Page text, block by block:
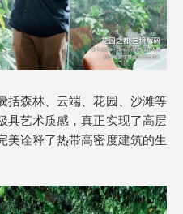
括森林、云端、花园、沙滩等
具艺术质感，真正实现了高层
美诠释了热带高密度建筑的生